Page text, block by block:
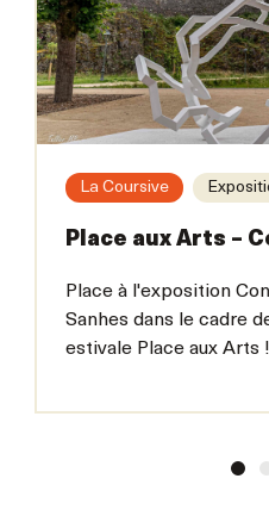
La Coursive
Place aux Arts –
Place à l'exposition
Sanhes dans le cadre
estivale Place aux Arts !